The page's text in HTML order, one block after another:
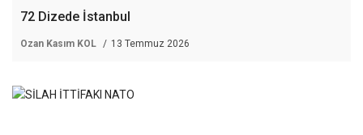
72 Dizede İstanbul
Ozan Kasım KOL 13 Temmuz 2026